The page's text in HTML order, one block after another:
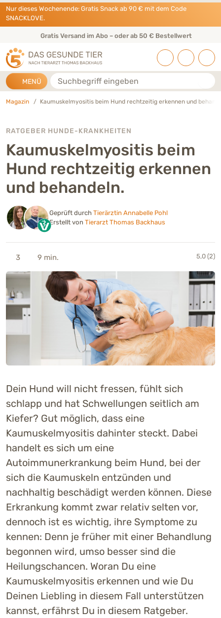
Direkt zu:
INHALT
HAUPTMENÜ
FOOTER
Nur dieses Wochenende: Gratis Snack ab 90 € mit dem Code
SNACKLOVE.
Gratis Versand im Abo – oder ab 50 € Bestellwert
MENÜ Suche
Magazin Kaumuskelmyositis beim Hund rechtzeitig erkennen und
RATGEBER HUNDE-KRANKHEITEN
Kaumuskelmyositis beim
Hund rechtzeitig erkennen
und behandeln.
Geprüft durch Tierärztin Annabelle Pohl
Erstellt von Tierarzt Thomas Backhaus
3 9 min. 5,0 (2)
Dein Hund will nicht fressen, fühlt sich
schlapp und hat Schwellungen seitlich am
Kiefer? Gut möglich, dass eine
Kaumuskelmyositis dahinter steckt. Dabei
handelt es sich um eine
Autoimmunerkrankung beim Hund, bei der
sich die Kaumuskeln entzünden und
nachhaltig beschädigt werden können. Diese
Erkrankung kommt zwar relativ selten vor,
dennoch ist es wichtig, ihre Symptome zu
kennen: Denn je früher mit einer Behandlung
begonnen wird, umso besser sind die
Heilungschancen. Woran Du eine
Kaumuskelmyositis erkennen und wie Du
Deinen Liebling in diesem Fall unterstützen
kannst, erfährst Du in diesem Ratgeber.